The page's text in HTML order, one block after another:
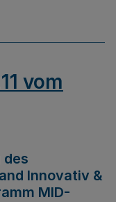
vom
des
Innovativ &
MID-